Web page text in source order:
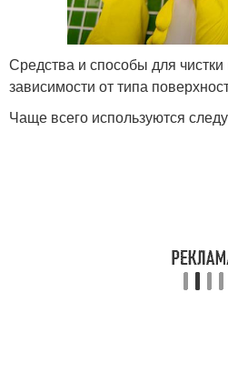
Средства и способы для
зависимости от типа
Чаще всего используются